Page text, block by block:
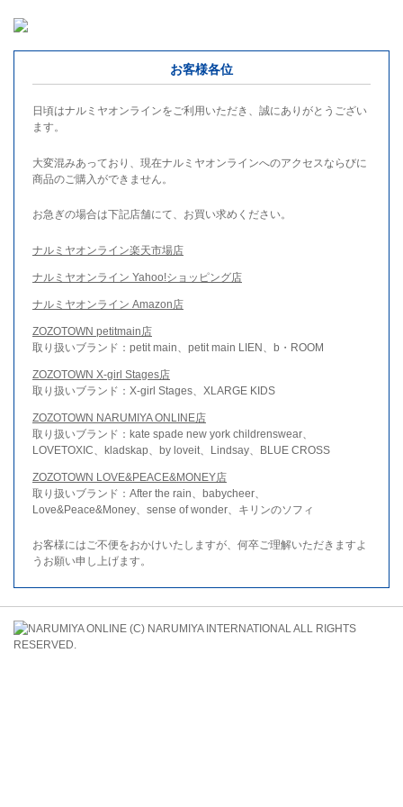
お客様各位
日頃はナルミヤオンラインをご利用いただき、誠にありがとうござい
ます。
大変混みあっており、現在ナルミヤオンラインへのアクセスならびに
商品のご購入ができません。
お急ぎの場合は下記店舗にて、お買い求めください。
ナルミヤオンライン楽天市場店
ナルミヤオンライン Yahoo!ショッピング店
ナルミヤオンライン Amazon店
ZOZOTOWN petitmain店
取り扱いブランド：petit main、petit main LIEN、b・ROOM
ZOZOTOWN X-girl Stages店
取り扱いブランド：X-girl Stages、XLARGE KIDS
ZOZOTOWN NARUMIYA ONLINE店
取り扱いブランド：kate spade new york childrenswear、
LOVETOXIC、kladskap、by loveit、Lindsay、BLUE CROSS
ZOZOTOWN LOVE&PEACE&MONEY店
取り扱いブランド：After the rain、babycheer、
Love&Peace&Money、sense of wonder、キリンのソフィ
お客様にはご不便をおかけいたしますが、何卒ご理解いただきますよ
うお願い申し上げます。